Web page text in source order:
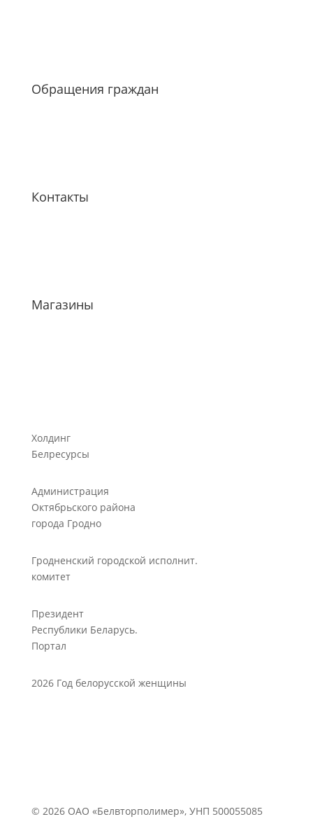
Обращения граждан
Контакты
Магазины
Холдинг
Белресурсы
Администрация
Октябрьского района
города Гродно
Гродненский городской исполнит.
комитет
Президент
Республики Беларусь.
Портал
2026 Год белорусской женщины
© 2026 ОАО «Белвторполимер», УНП 500055085